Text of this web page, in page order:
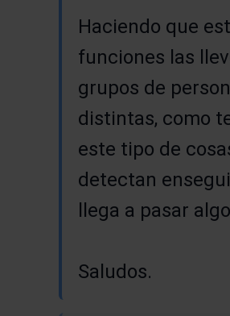
Haciendo que
funciones las
grupos de
distintas, como
este tipo de
detectan
llega a pasar
Saludos.